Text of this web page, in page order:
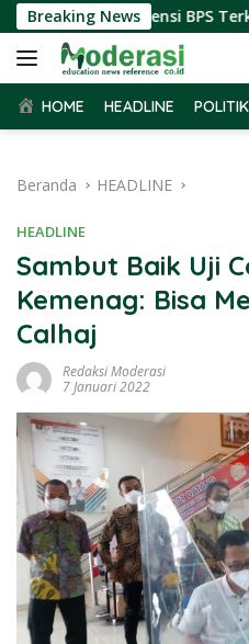
Langsung
ke
konten
Breaking News
Audiensi BPS Terkait
HOME HEADLINE POLITIK
Beranda HEADLINE
HEADLINE
Sambut Baik Uji
Kemenag: Bisa
Calhaj
Redaksi Moderasi
7 Januari 2022